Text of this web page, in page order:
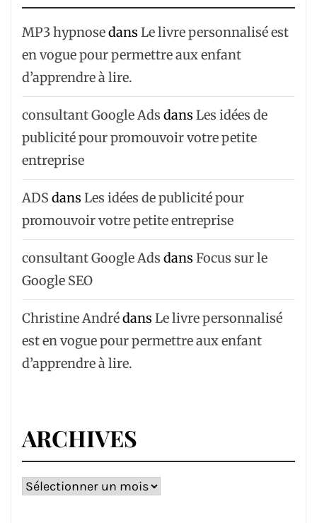
MP3 hypnosedans Le livre personnalisé est
en vogue pour permettre aux enfant
d’apprendre à lire.
consultant Google Ads dans Les idées de
publicité pour promouvoir votre petite
entreprise
ADS dans Les idées de publicité pour
promouvoir votre petite entreprise
consultant Google Ads dans Focus sur le
Google SEO
Christine Andrédans Le livre personnalisé
est en vogue pour permettre aux enfant
d’apprendre à lire.
ARCHIVES
Archives